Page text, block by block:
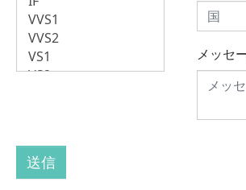
メッセ
送信